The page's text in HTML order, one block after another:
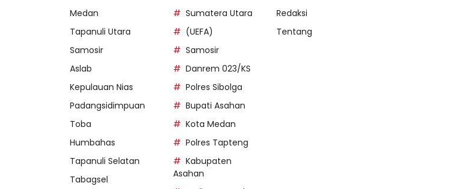
Medan
Tapanuli Utara
Samosir
Aslab
Kepulauan Nias
Padangsidimpuan
Toba
Humbahas
Tapanuli Selatan
Tabagsel
Sumatera Utara
(UEFA)
Samosir
Danrem 023/KS
Polres Sibolga
Bupati Asahan
Kota Medan
Polres Tapteng
Kabupaten
Asahan
Redaksi
Tentang